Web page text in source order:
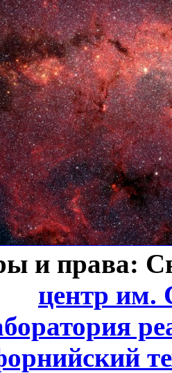
и права:
центр им.